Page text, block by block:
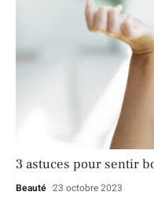
3 astuces pour sentir
Beauté 23 octobre 2023